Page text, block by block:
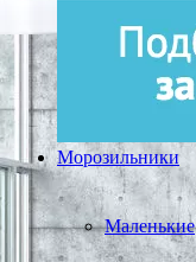
Морозильники
Маленькие